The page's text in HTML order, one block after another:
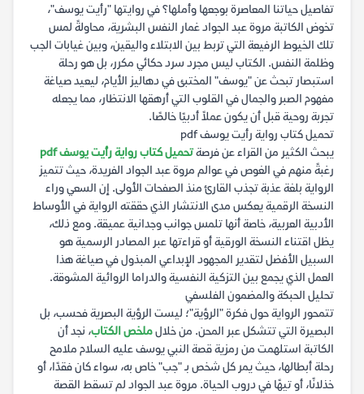
تفاصيل حياتنا المعاصرة بوجعها وأملها؟ في روايتها "رأيت يوسف"،
تخوض الكاتبة مروة عبد الجواد غمار النفس البشرية، محاولةً لمس
تلك الخيوط الرفيعة التي تربط بين الابتلاء واليقين، وبين غيابات الجب
وظلمة النفس. الكتاب ليس مجرد سرد حكائي مكرر، بل هو رحلة
استبصار تبحث عن "يوسف" المختبئ في دهاليز الأيام، ليعيد صياغة
مفهوم الصبر والجمال في القلوب التي أرهقها الانتظار، مما يجعله
تجربة روحية قبل أن يكون عملاً أدبيًا خالصًا.
تحميل كتاب رواية رأيت يوسف pdf
يبحث الكثير من القراء عن فرصةتحميل كتاب رواية رأيت يوسف pdf
رغبةً منهم في الغوص في عوالم مروة عبد الجواد الفريدة، حيث تتميز
الرواية بلغة عذبة تجذب القارئ منذ الصفحات الأولى. إن السعي وراء
النسخة الرقمية يعكس مدى الانتشار الذي حققته الرواية في الأوساط
الأدبية العربية، خاصة أنها تلمس جوانب وجدانية عميقة. ومع ذلك،
يظل اقتناء النسخة الورقية أو قراءتها عبر المصادر الرسمية هو
السبيل الأفضل لتقدير المجهود الإبداعي المبذول في صياغة هذا
العمل الذي يجمع بين التزكية النفسية والدراما الروائية المشوقة.
تحليل الحبكة والمضمون الفلسفي
تتمحور الرواية حول فكرة "الرؤية"؛ ليست الرؤية البصرية فحسب، بل
البصيرة التي تتشكل عبر المحن. من خلالملخص الكتاب، نجد أن
الكاتبة استلهمت من رمزية قصة النبي يوسف عليه السلام ملامح
رحلة أبطالها، حيث يمر كل شخص بـ "جب" خاص به، سواء كان فقدًا، أو
خذلانًا، أو تيهًا في دروب الحياة. مروة عبد الجواد لم تسقط القصة